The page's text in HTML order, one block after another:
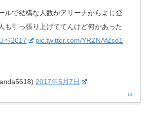
ルで結構な人数がアリーナからよじ登
も引っ張り上げててんけど何かあった
ベ2017 pic.twitter.com/YRZNAfZsd1
2017年5月7日